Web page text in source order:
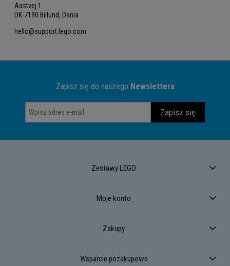
Aastvej 1
DK-7190 Billund, Dania
hello@support.lego.com
Zapisz się do naszego Newslettera
Zapisz się
Zestawy LEGO
Moje konto
Zakupy
Wsparcie pozakupowe